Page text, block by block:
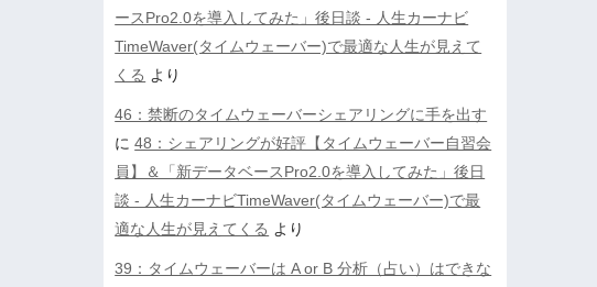
ースPro2.0を導入してみた」後日談 - 人生カーナビ
TimeWaver(タイムウェーバー)で最適な人生が見えて
くる より
46：禁断のタイムウェーバーシェアリングに手を出す
に48：シェアリングが好評【タイムウェーバー自習会
員】＆「新データベースPro2.0を導入してみた」後日
談 - 人生カーナビTimeWaver(タイムウェーバー)で最
適な人生が見えてくる より
39：タイムウェーバーは A or B 分析（占い）はできな